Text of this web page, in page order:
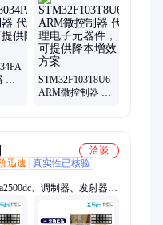
较器、模块、电感磁珠、电
代
STM32F103T8U6
ARM微控制器 代
洽谈
迅速
真实性已核验
、调制器、发射器、
成器、收发器、偏置器、
载、隔直流器、微波射